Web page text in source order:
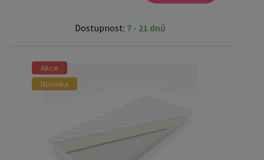
Dostupnost: 7 - 21 dnů
Akce
Novinka